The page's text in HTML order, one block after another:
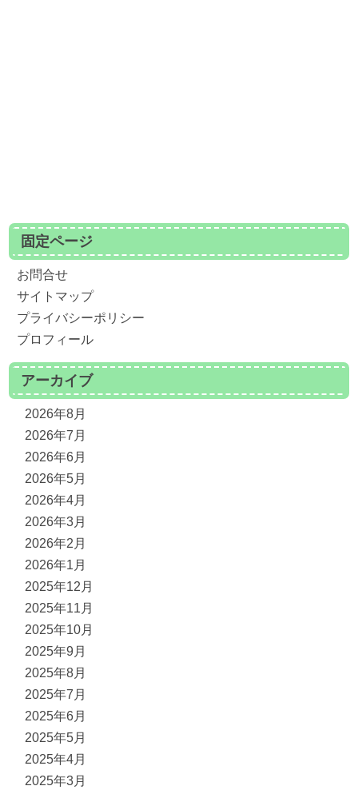
固定ページ
お問合せ
サイトマップ
プライバシーポリシー
プロフィール
アーカイブ
2026年8月
2026年7月
2026年6月
2026年5月
2026年4月
2026年3月
2026年2月
2026年1月
2025年12月
2025年11月
2025年10月
2025年9月
2025年8月
2025年7月
2025年6月
2025年5月
2025年4月
2025年3月